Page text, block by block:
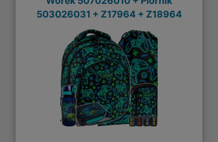
503026031 + Z17964 + Z18964